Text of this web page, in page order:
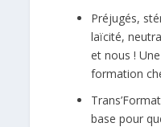
Préjugés,
laïcité,
et nous !
formation
base pour